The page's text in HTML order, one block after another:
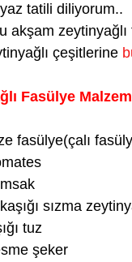
tatili diliyorum..
akşam
çeşitlerine
Fasülye
fasülye(çalı
sızma
tuz
şeker